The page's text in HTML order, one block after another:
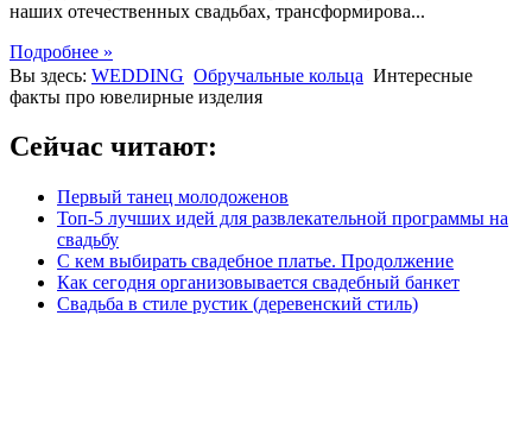
наших отечественных свадьбах, трансформирова...
Подробнее »
Вы здесь: WEDDING Обручальные кольца Интересные
факты про ювелирные изделия
Сейчас читают:
Первый танец молодоженов
Топ-5 лучших идей для развлекательной программы на
свадьбу
С кем выбирать свадебное платье. Продолжение
Как сегодня организовывается свадебный банкет
Свадьба в стиле рустик (деревенский стиль)